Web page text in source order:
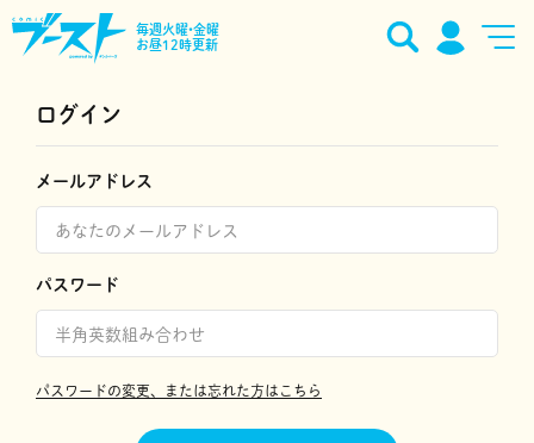
毎週火曜•金曜
お昼12時更新
ログイン
メールアドレス
パスワード
パスワードの変更、または忘れた方はこちら